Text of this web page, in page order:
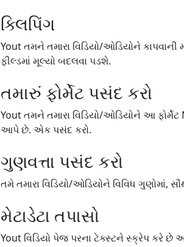
ક્લિપિંગ
Yout તમને તમારા વિડિયો/ઓડિયોને
ફીલ્ડમાં મૂલ્યો બદલવા પડશે.
તમારું ફોર્મેટ પસંદ કરો
Yout તમને તમારા વિડિયો/ઓડિયોને આ ફોર્મેટ
આપે છે. એક પસંદ કરો.
ગુણવત્તા પસંદ કરો
તમે તમારા વિડિયો/ઓડિયોને વિવિધ ગુણોમાં,
મેટાડેટા તપાસો
Yout વિડિયો પેજ પરના ટેક્સ્ટને સ્ક્રેપ કરે